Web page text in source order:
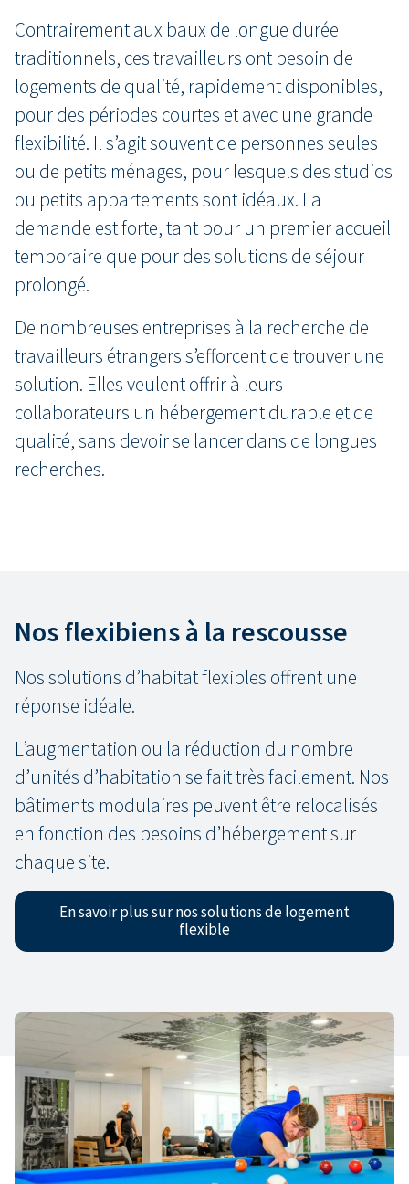
Contrairement aux baux de longue durée
traditionnels, ces travailleurs ont besoin de
logements de qualité, rapidement disponibles,
pour des périodes courtes et avec une grande
flexibilité. Il s’agit souvent de personnes seules
ou de petits ménages, pour lesquels des studios
ou petits appartements sont idéaux. La
demande est forte, tant pour un premier accueil
temporaire que pour des solutions de séjour
prolongé.
De nombreuses entreprises à la recherche de
travailleurs étrangers s’efforcent de trouver une
solution. Elles veulent offrir à leurs
collaborateurs un hébergement durable et de
qualité, sans devoir se lancer dans de longues
recherches.
Nos flexibiens à la rescousse
Nos solutions d’habitat flexibles offrent une
réponse idéale.
L’augmentation ou la réduction du nombre
d’unités d’habitation se fait très facilement. Nos
bâtiments modulaires peuvent être relocalisés
en fonction des besoins d’hébergement sur
chaque site.
En savoir plus sur nos solutions de logement
flexible
« Nous avons absolument besoin de nos
travailleurs étrangers. Sans eux, entreprendre
devient tout simplement impossible. Leur bien-